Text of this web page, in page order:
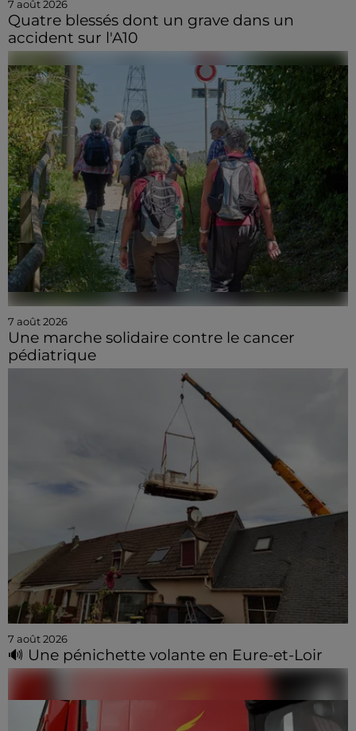
7 août 2026
Quatre blessés dont un grave dans un
accident sur l'A10
7 août 2026
Une marche solidaire contre le cancer
pédiatrique
7 août 2026
🔊 Une pénichette volante en Eure-et-Loir